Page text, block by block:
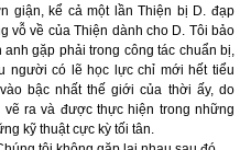
giận, kể cả một lần Thiện bị D. đạp
vỗ về của Thiện dành cho D. Tôi bảo
gặp phải trong công tác chuẩn bị,
người có lẽ học lực chỉ mới hết tiểu
bậc nhất thế giới của thời ấy, do
ra và được thực hiện trong những
kỹ thuật cực kỳ tối tân.